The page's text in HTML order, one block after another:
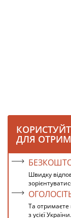
ДЛЯ
Швидку
Та отримаєте
з усієї України.